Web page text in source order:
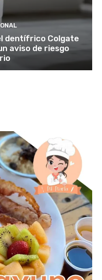
dentífrico Colgate
aviso de riesgo